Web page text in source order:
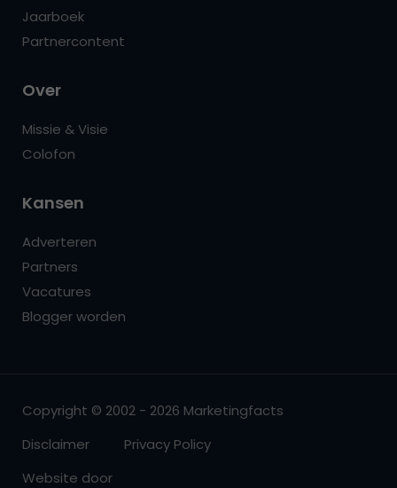
Jaarboek
Partnercontent
Over
Missie & Visie
Colofon
Kansen
Adverteren
Partners
Vacatures
Blogger worden
Copyright © 2002 - 2026 Marketingfacts
Disclaimer
Privacy Policy
Website door